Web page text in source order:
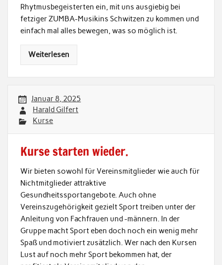
Rhytmusbegeisterten ein, mit uns ausgiebig bei
fetziger ZUMBA-Musikins Schwitzen zu kommen und
einfach mal alles bewegen, was so möglich ist.
Weiterlesen
Januar 8, 2025
Harald Gilfert
Kurse
Kurse starten wieder.
Wir bieten sowohl für Vereinsmitglieder wie auch für
Nichtmitglieder attraktive
Gesundheitssportangebote. Auch ohne
Vereinszugehörigkeit gezielt Sport treiben unter der
Anleitung von Fachfrauen und -männern. In der
Gruppe macht Sport eben doch noch ein wenig mehr
Spaß und motiviert zusätzlich. Wer nach den Kursen
Lust auf noch mehr Sport bekommen hat, der